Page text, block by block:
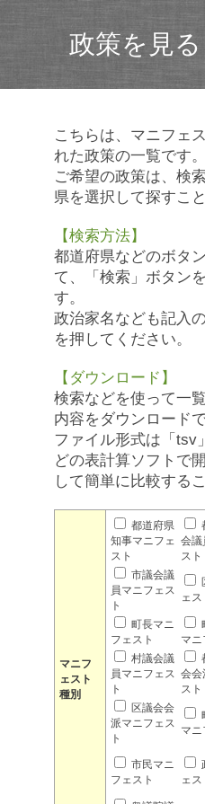
政策を見
こちらは、マニフェ
れた政策の一覧です。
ご希望の政策は、検
県を選択して探すこ
【検索方法】
都道府県などのボタ
て、「検索」ボタン
す。
政治家名なども記入
を押してください。
【ダウンロード】
検索などを使って一
内容をダウンロードで
ファイル形式は「tsv
どの表計算ソフトで
して簡単に比較する
マニフ
ェスト
種別
都道府県
知事マニフェ
スト
会議
スト
市議会議
員マニフェス
ト
ェス
町長マニ
フェスト
マニ
村議会議
員マニフェス
ト
会会
スト
区議会会
派マニフェス
ト
マニ
市民マニ
フェスト
ェス